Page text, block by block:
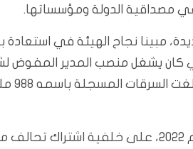
مصداقية الدولة ومؤسساتها.
مبينا نجاح الهيئة في
كان يشغل منصب المدير المفوض